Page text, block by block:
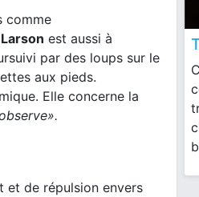
comme
est aussi à
par des loups sur le
aux pieds.
Elle concerne la
et de répulsion envers